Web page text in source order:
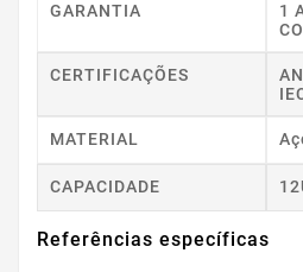
GARANTIA
1
CERTIFICAÇÕES
MATERIAL
CAPACIDADE
Referências específicas